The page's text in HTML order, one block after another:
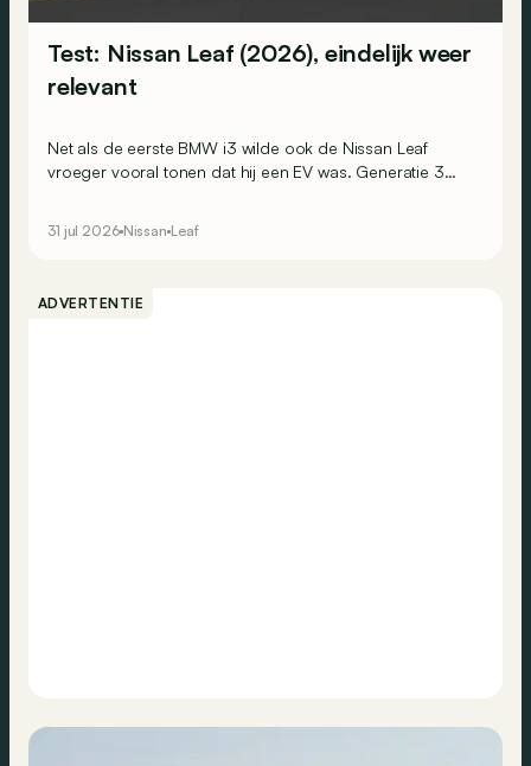
Test: Nissan Leaf (2026), eindelijk weer
relevant
Net als de eerste BMW i3 wilde ook de Nissan Leaf
vroeger vooral tonen dat hij een EV was. Generatie 3
31 jul 2026 Nissan Leaf
ADVERTENTIE